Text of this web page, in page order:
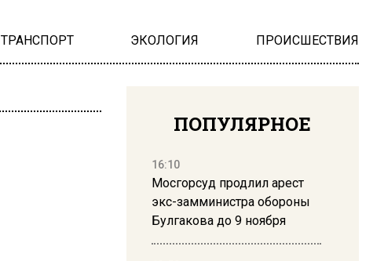
ТРАНСПОРТ ЭКОЛОГИЯ ПРОИСШЕСТВИЯ
ПОПУЛЯРНОЕ
16:10
Мосгорсуд продлил арест
экс-замминистра обороны
Булгакова до 9 ноября